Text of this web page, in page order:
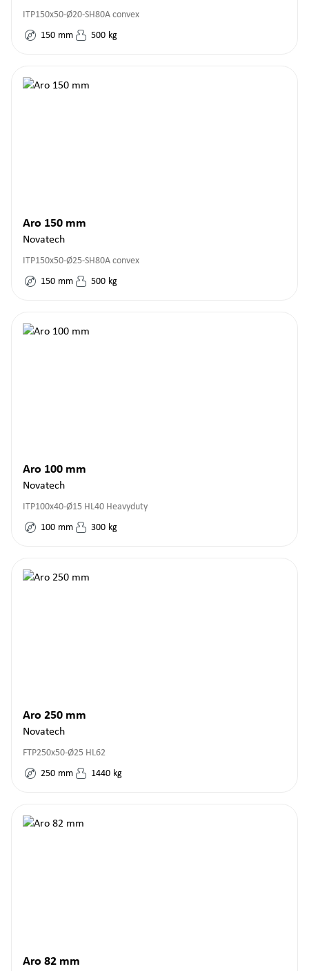
ITP150x50-Ø20-SH80A convex
150 mm 500 kg
Aro 150 mm
Novatech
ITP150x50-Ø25-SH80A convex
150 mm 500 kg
Aro 100 mm
Novatech
ITP100x40-Ø15 HL40 Heavyduty
100 mm 300 kg
Aro 250 mm
Novatech
FTP250x50-Ø25 HL62
250 mm 1440 kg
Aro 82 mm